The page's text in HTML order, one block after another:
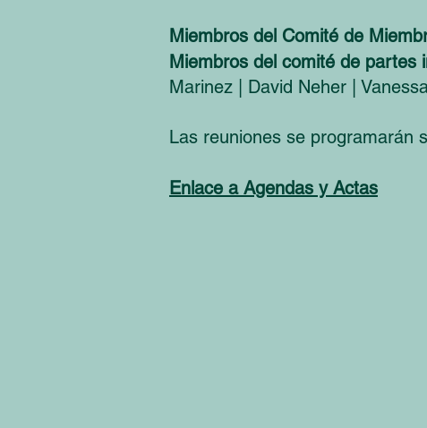
Miembros del Comité de
Miembros del comité de partes
Marinez | David Neher |
Las reuniones se programarán
Enlace a Agendas y Actas